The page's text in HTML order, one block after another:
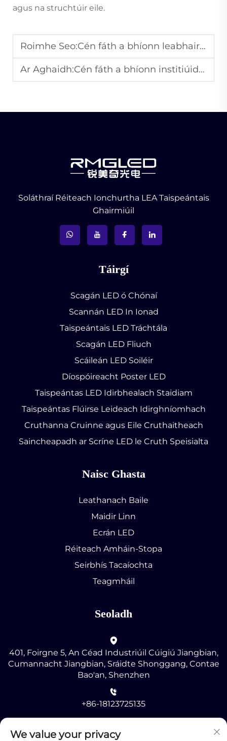
agus na struchtúir eile.
Roimhe Seo:Cén fáth a bhíonn leabhair LEID ina rogha costas-éifeachtach do phromóití sealadacha?
Ar Aghaidh:Cén fáth a bhíonn institiúidí oideachais ag glacadh le scáiní taispeána LED i bhfad níos minice?
Soláthraí Réiteach Ionchurtha LEA Taispeántais
Ghairmiúil
Táirgí
Scagán LED ó Chónaí
Scannán LED In Ionad
Taispeántais LED Tráchtála
Scagán LED Fliuch
Scáileán LED Soiléir
Díospóireacht Poster LED
Taispeántas LED Idirbhealach Staidiam
Taispeántas Flúirse Leideach Idirghníomhach
Cruthanna Cruinne agus Eile Cruthaitheach
Saincheapadh ar Scríne LED le Cruth Speisialta
Naisc Ghasta
Leathanach Baile
Maidir Linn
Ecrán LED
Réiteach Amháin-Stopa
Seirbhís Tacaíochta
Teagmháil
Seoladh
401, Foirgne 5, An Céad Industriúil Cúigiú Jiangbian,
Cumannacht Jiangbian, Sráidte Shonggang, Contae
Bao'an, Shenzhen
+86-18123725135
[email protected]
We value your privacy